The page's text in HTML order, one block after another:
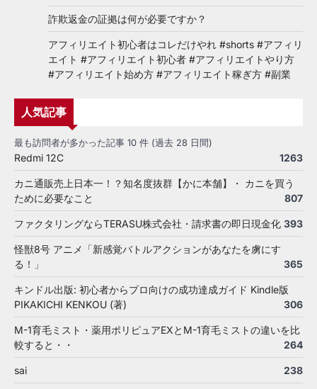
詐欺返金の証拠は何が必要ですか？
アフィリエイト初心者はコレだけやれ #shorts #アフィリ
エイト #アフィリエイト初心者 #アフィリエイトやり方
#アフィリエイト始め方 #アフィリエイト稼ぎ方 #副業
人気記事
最も訪問者が多かった記事 10 件 (過去 28 日間)
Redmi 12C 1263
カニ通販売上日本一！？知名度抜群【かに本舗】・ カニを買う
ために必要なこと
807
ファクタリングならTERASU株式会社・請求書の即日現金化 393
怪獣8号 アニメ「新感覚バトルアクションがあなたを虜にす
る！」
365
キンドル出版: 初心者からプロ向けの成功達成ガイド Kindle版
PIKAKICHI KENKOU (著)
306
M-1育毛ミスト・薬用ポリピュアEXとM-1育毛ミストの違いを比
較すると・・
264
sai 238